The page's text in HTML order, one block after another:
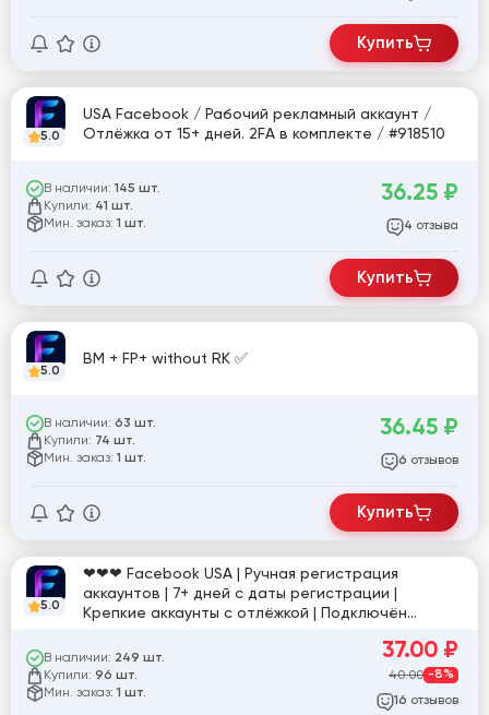
Купить
5.0
USA Facebook / Рабочий рекламный аккаунт /
Отлёжка от 15+ дней. 2FA в комплекте / #918510
В наличии: 145 шт.
Купили: 41 шт.
Мин. заказ: 1 шт.
36.25 ₽
4 отзыва
Купить
5.0
BM + FP+ without RK ✅
В наличии: 63 шт.
Купили: 74 шт.
Мин. заказ: 1 шт.
36.45 ₽
6 отзывов
Купить
5.0
❤❤❤ Facebook USA | Ручная регистрация
аккаунтов | 7+ дней с даты регистрации |
Крепкие аккаунты с отлёжкой | Подключён
Cookie ❤❤❤
В наличии: 249 шт.
Купили: 96 шт.
Мин. заказ: 1 шт.
37.00 ₽
40.00 -8%
16 отзывов